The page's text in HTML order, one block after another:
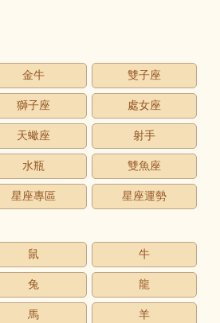
金牛 雙子座
獅子座 處女座
天蠍座 射手
水瓶 雙魚座
星座專區 星座運勢
鼠 牛
兔 龍
馬 羊